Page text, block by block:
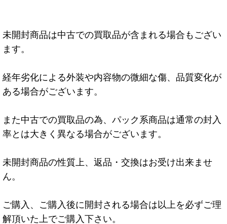
未開封商品は中古での買取品が含まれる場合もござい
ます。
経年劣化による外装や内容物の微細な傷、品質変化が
ある場合がございます。
また中古での買取品の為、パック系商品は通常の封入
率とは大きく異なる場合がございます。
未開封商品の性質上、返品・交換はお受け出来ませ
ん。
ご購入、ご購入後に開封される場合は以上を必ずご理
解頂いた上でご購入下さい。